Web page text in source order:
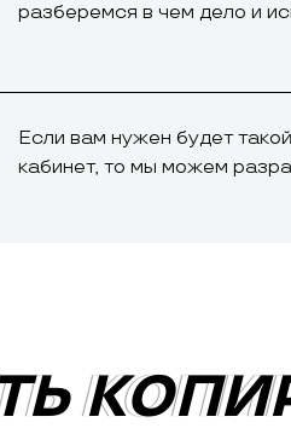
разберемся в чем дело и
Если вам нужен будет
кабинет, то мы можем